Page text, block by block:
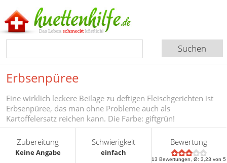
Erbsenpüree
Eine wirklich leckere Beilage zu deftigen Fleischgerichten ist
Erbsenpüree, das man ohne Probleme auch als
Kartoffelersatz reichen kann. Die Farbe: giftgrün!
Zubereitung
Keine Angabe
Schwierigkeit
einfach
Bewertung
13 Bewertungen, Ø:3,23 von 5